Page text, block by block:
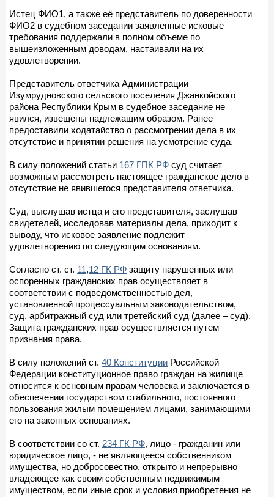
Истец ФИО1, а также её представитель по доверенности
ФИО2 в судебном заседании заявленные исковые
требования поддержали в полном объеме по
вышеизложенным доводам, настаивали на их
удовлетворении.
Представитель ответчика Администрации
Изумрудновского сельского поселения Джанкойского
района Республики Крым в судебное заседание не
явился, извещены надлежащим образом. Ранее
предоставили ходатайство о рассмотрении дела в их
отсутствие и принятии решения на усмотрение суда.
В силу положений статьи 167 ГПК РФ суд считает
возможным рассмотреть настоящее гражданское дело в
отсутствие не явившегося представителя ответчика.
Суд, выслушав истца и его представителя, заслушав
свидетелей, исследовав материалы дела, приходит к
выводу, что исковое заявление подлежит
удовлетворению по следующим основаниям.
Согласно ст. ст. 11,12 ГК РФ защиту нарушенных или
оспоренных гражданских прав осуществляет в
соответствии с подведомственностью дел,
установленной процессуальным законодательством,
суд, арбитражный суд или третейский суд (далее – суд).
Защита гражданских прав осуществляется путем
признания права.
В силу положений ст. 40 Конституции Российской
Федерации конституционное право граждан на жилище
относится к основным правам человека и заключается в
обеспечении государством стабильного, постоянного
пользования жилым помещением лицами, занимающими
его на законных основаниях.
В соответствии со ст. 234 ГК РФ, лицо - гражданин или
юридическое лицо, - не являющееся собственником
имущества, но добросовестно, открыто и непрерывно
владеющее как своим собственным недвижимым
имуществом, если иные срок и условия приобретения не